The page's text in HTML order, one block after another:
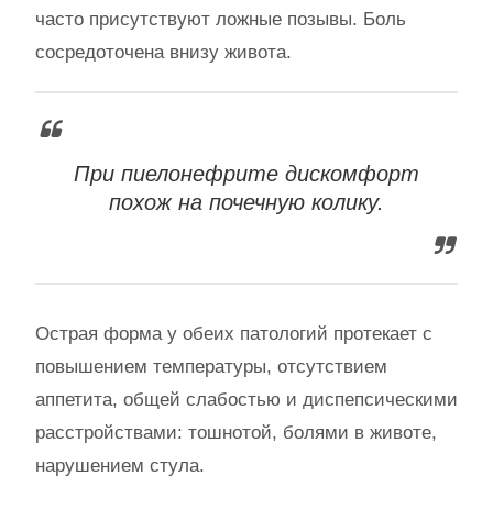
часто присутствуют ложные позывы. Боль
сосредоточена внизу живота.
При пиелонефрите дискомфорт
похож на почечную колику.
Острая форма у обеих патологий протекает с
повышением температуры, отсутствием
аппетита, общей слабостью и диспепсическими
расстройствами: тошнотой, болями в животе,
нарушением стула.